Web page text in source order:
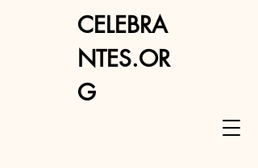
CELEBRA
NTES.OR
G